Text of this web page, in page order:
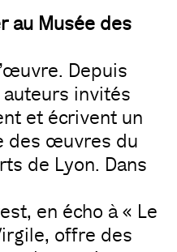
au Musée des
Depuis
invités
et écrivent un
des œuvres du
de Lyon. Dans
en écho à « Le
offre des